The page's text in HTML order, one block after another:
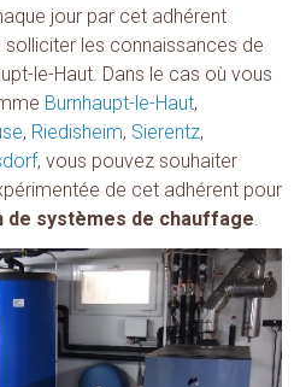
jour par cet adhérent
les connaissances de
le-Haut. Dans le cas où vous
Burnhaupt-le-Haut,
, Riedisheim, Sierentz,
, vous pouvez souhaiter
de cet adhérent pour
de systèmes de chauffage.